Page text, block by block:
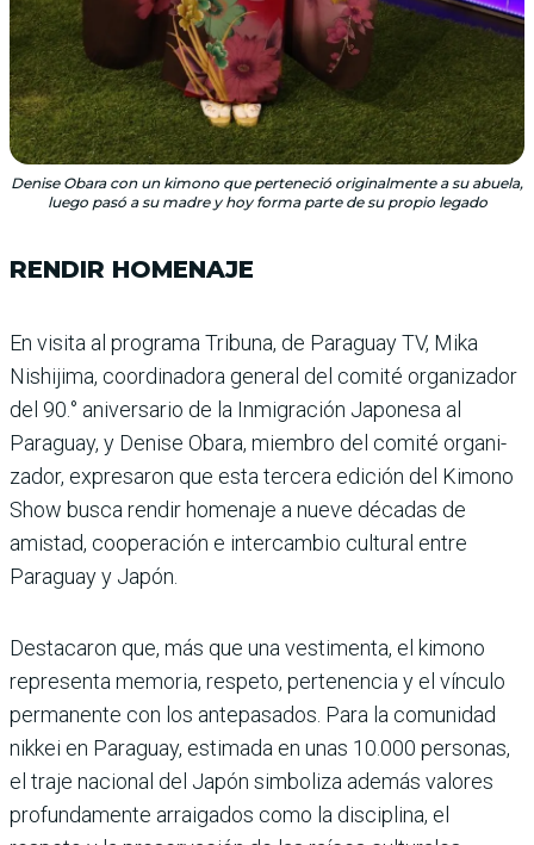
Denise Obara con un kimono que perteneció originalmente a su abuela,
luego pasó a su madre y hoy forma parte de su propio legado
RENDIR HOMENAJE
En visita al programa Tri­buna, de Paraguay TV, Mika
Nishijima, coordina­dora general del comité organiza­dor
del 90.° ani­versario de la Inmigración Japonesa al
Paraguay, y Denise Obara, miembro del comité organi­
zador, expresaron que esta tercera edición del Kimono
Show busca rendir homenaje a nueve décadas de
amistad, cooperación e intercambio cultural entre
Paraguay y Japón.
Destacaron que, más que una vestimenta, el kimono
repre­senta memoria, respeto, per­tenencia y el vínculo
perma­nente con los antepasados. Para la comunidad
nikkei en Paraguay, estimada en unas 10.000 personas,
el traje nacional del Japón simbo­liza además valores
profun­damente arraigados como la disciplina, el